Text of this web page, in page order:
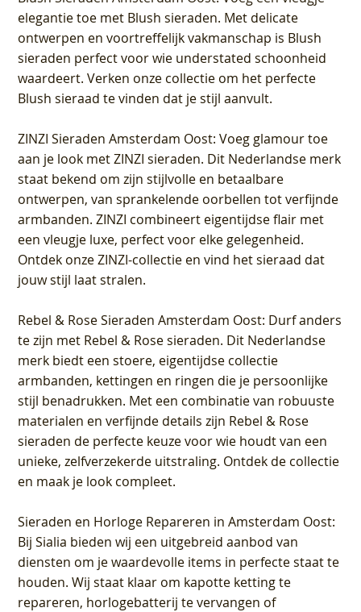
elegantie toe met Blush sieraden. Met delicate
ontwerpen en voortreffelijk vakmanschap is Blush
sieraden perfect voor wie understated schoonheid
waardeert. Verken onze collectie om het perfecte
Blush sieraad te vinden dat je stijl aanvult.
ZINZI Sieraden Amsterdam Oost: Voeg glamour toe
aan je look met ZINZI sieraden. Dit Nederlandse merk
staat bekend om zijn stijlvolle en betaalbare
ontwerpen, van sprankelende oorbellen tot verfijnde
armbanden. ZINZI combineert eigentijdse flair met
een vleugje luxe, perfect voor elke gelegenheid.
Ontdek onze ZINZI-collectie en vind het sieraad dat
jouw stijl laat stralen.
Rebel & Rose Sieraden Amsterdam Oost: Durf anders
te zijn met Rebel & Rose sieraden. Dit Nederlandse
merk biedt een stoere, eigentijdse collectie
armbanden, kettingen en ringen die je persoonlijke
stijl benadrukken. Met een combinatie van robuuste
materialen en verfijnde details zijn Rebel & Rose
sieraden de perfecte keuze voor wie houdt van een
unieke, zelfverzekerde uitstraling. Ontdek de collectie
en maak je look compleet.
Sieraden en Horloge Repareren in Amsterdam Oost:
Bij Sialia bieden wij een uitgebreid aanbod van
diensten om je waardevolle items in perfecte staat te
houden. Wij staat klaar om kapotte ketting te
repareren, horlogebatterij te vervangen of